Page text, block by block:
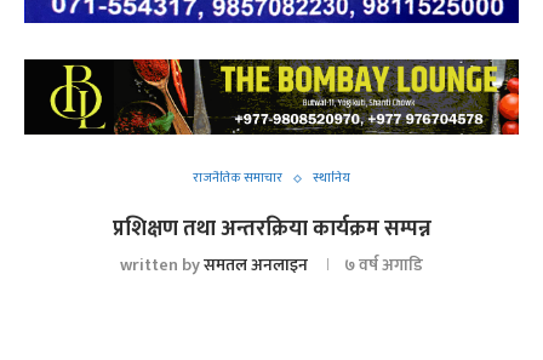
राजनैतिक समाचार स्थानिय
प्रशिक्षण तथा अन्तरक्रिया कार्यक्रम सम्पन्न
written byसमतल अनलाइन ७ वर्ष अगाडि